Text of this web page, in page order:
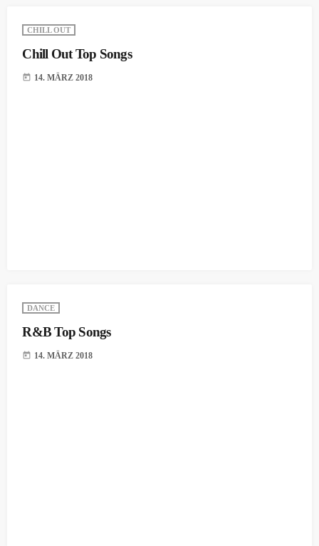
CHILL OUT
Chill Out Top Songs
today 14. MÄRZ 2018
DANCE
R&B Top Songs
today 14. MÄRZ 2018